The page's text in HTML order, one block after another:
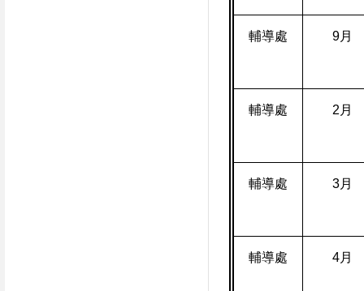
輔導處 9月
輔導處 2 月
輔導處 3月
輔導處 4月